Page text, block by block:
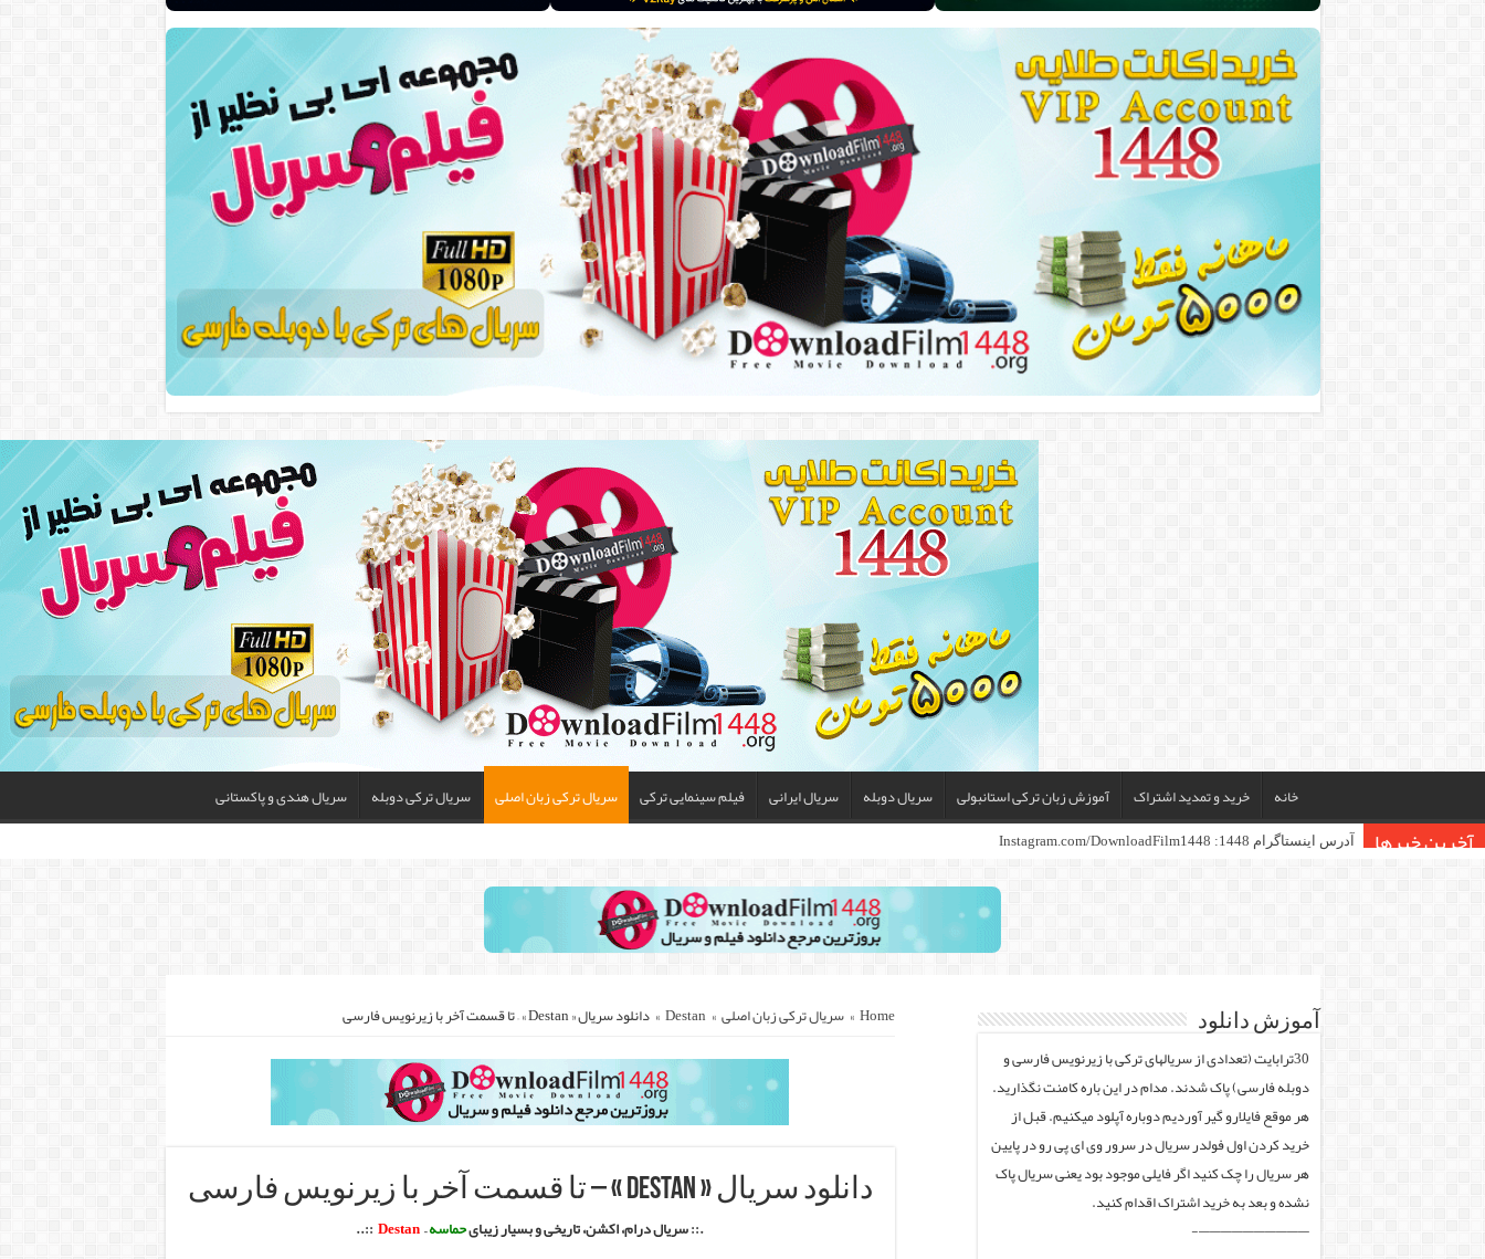
خانه خرید و تمدید اشتراک آموزش زبان ترکی استانبولی سریال دوبله سریال ایرانی فیلم سینمایی ترکی سریال ترکی زبان اصلی سریال ترکی دوبله سریال هندی و پاکستانی
آخرین خبرها آدرس اینستاگرام 1448: Instagram.com/DownloadFilm1448
Home
» سریال ترکی زبان اصلی »
Destan
» دانلود سریال « Destan » – تا قسمت آخر با زیرنویس فارسی
دانلود سریال « Destan » – تا قسمت آخر با زیرنویس فارسی
.:: سریال درام، اکشن، تاریخی و بسیار زیبایحماسه–
Destan
::.
.
آموزش دانلود
30ترابایت (تعدادی از سریالهای ترکی با زیرنویس فارسی و
دوبله فارسی) پاک شدند. مدام در این باره کامنت نگذارید.
هر موقع فایلارو گیر آوردیم دوباره آپلود میکنیم. قبل از
خرید کردن اول فولدر سریال در سرور وی ای پی رو در پایین
هر سریال را چک کنید اگر فایلی موجود بود یعنی سریال پاک
نشده و بعد به خرید اشتراک اقدام کنید.
——————————-